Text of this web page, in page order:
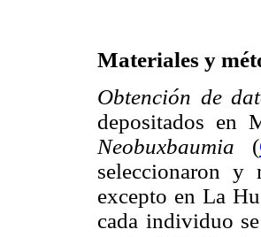
Materiales y
Obtención de
depositados en
Neobuxbaumia (
seleccionaron y
excepto en La
cada individuo